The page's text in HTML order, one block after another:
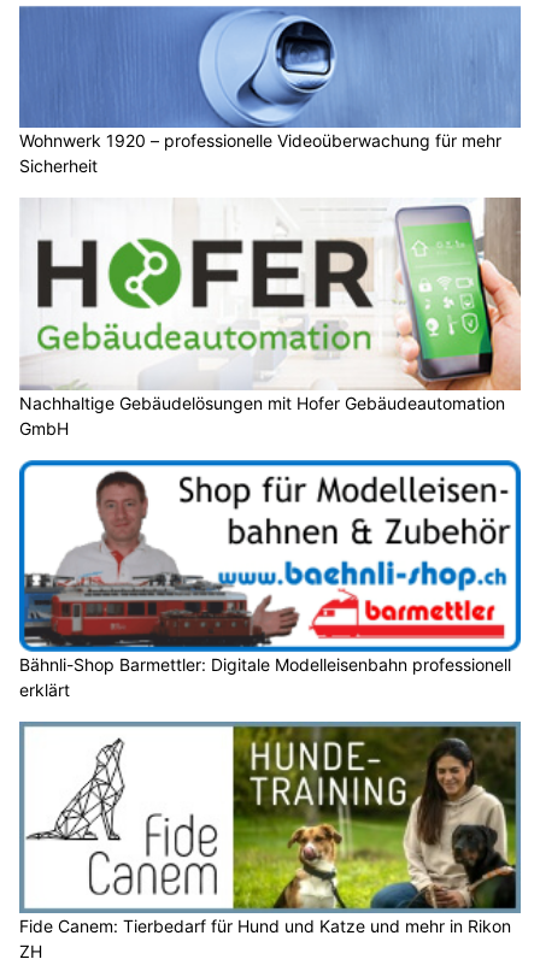
Wohnwerk 1920 – professionelle Videoüberwachung für mehr
Sicherheit
Nachhaltige Gebäudelösungen mit Hofer Gebäudeautomation
GmbH
Bähnli-Shop Barmettler: Digitale Modelleisenbahn professionell
erklärt
Fide Canem: Tierbedarf für Hund und Katze und mehr in Rikon
ZH